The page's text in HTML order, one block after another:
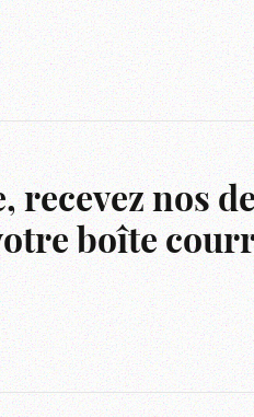
recevez nos
boîte